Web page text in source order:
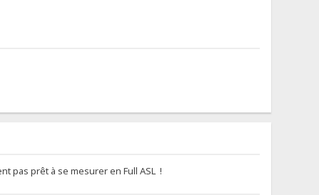
pas prêt à se mesurer en Full ASL !